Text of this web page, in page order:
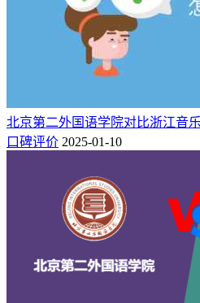
福建农林大学
B
福建农林大学
网络空间安全
福建农林大学
劳动与社会保障 福建农林大学
公共事业管理
福建农林大学 B+
三、福建农林大学交
线是多少
福建农林大学的交通工程专业类
农林大学交通与土木工程学院。
专业2025年录取分数线：在山东
北京第二外国语学院对比浙江音
口碑评价 2025-01-10